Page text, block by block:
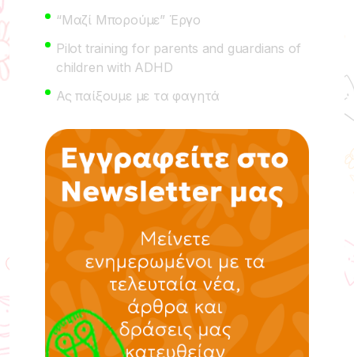
“Μαζί Μπορούμε” Έργο
Pilot training for parents and guardians of
children with ADHD
Ας παίξουμε με τα φαγητά